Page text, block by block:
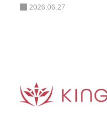
お問い合わせフォーム
2026.06.27